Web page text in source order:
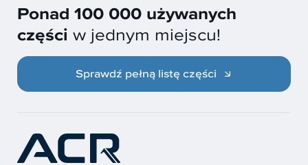
Ponad 100 000 używanych
części w jednym miejscu!
Sprawdź pełną listę części